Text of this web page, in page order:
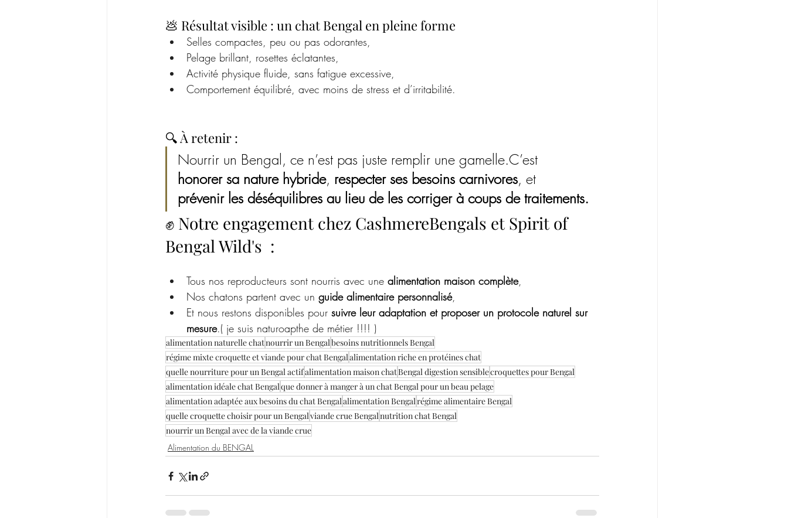
💩 Résultat visible : un chat Bengal en pleine forme
Selles compactes, peu ou pas odorantes,
Pelage brillant, rosettes éclatantes,
Activité physique fluide, sans fatigue excessive,
Comportement équilibré, avec moins de stress et d’irritabilité.
🔍 À retenir :
Nourrir un Bengal, ce n’est pas juste remplir une gamelle.C’est
honorer sa nature hybride, respecter ses besoins carnivores, et
prévenir les déséquilibres au lieu de les corriger à coups de traitements.
✊ Notre engagement chez CashmereBengals et Spirit of
Bengal Wild's  :
Tous nos reproducteurs sont nourris avec une alimentation maison complète,
Nos chatons partent avec un guide alimentaire personnalisé,
Et nous restons disponibles pour suivre leur adaptation et proposer un protocole naturel sur
mesure.( je suis naturoapthe de métier !!!! )
alimentation naturelle chatnourrir un Bengalbesoins nutritionnels Bengal
régime mixte croquette et viande pour chat Bengalalimentation riche en protéines chat
quelle nourriture pour un Bengal actifalimentation maison chatBengal digestion sensiblecroquettes pour Bengal
alimentation idéale chat Bengalque donner à manger à un chat Bengal pour un beau pelage
alimentation adaptée aux besoins du chat Bengalalimentation Bengalrégime alimentaire Bengal
quelle croquette choisir pour un Bengalviande crue Bengalnutrition chat Bengal
nourrir un Bengal avec de la viande crue
Alimentation du BENGAL